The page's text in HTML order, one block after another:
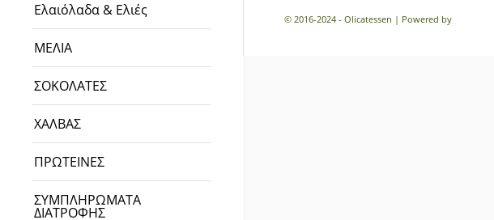
Ελαιόλαδα & Ελιές
ΜΕΛΙΑ
ΣΟΚΟΛΑΤΕΣ
ΧΑΛΒΑΣ
ΠΡΩΤΕΙΝΕΣ
ΣΥΜΠΛΗΡΩΜΑΤΑ
ΔΙΑΤΡΟΦΗΣ
© 2016-2024 - Olicatessen | Powered by